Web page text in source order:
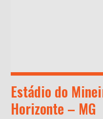
Estádio do
Horizonte – MG